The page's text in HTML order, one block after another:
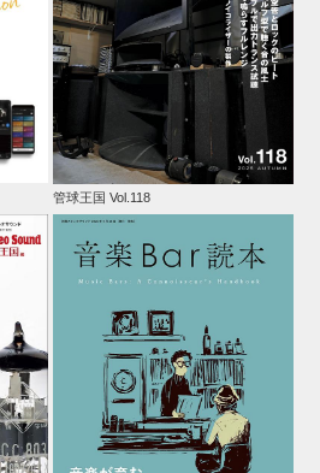
管球王国 Vol.118